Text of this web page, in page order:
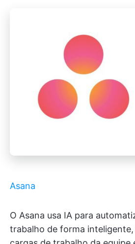
Asana
O Asana usa IA para
trabalho de forma inteligente,